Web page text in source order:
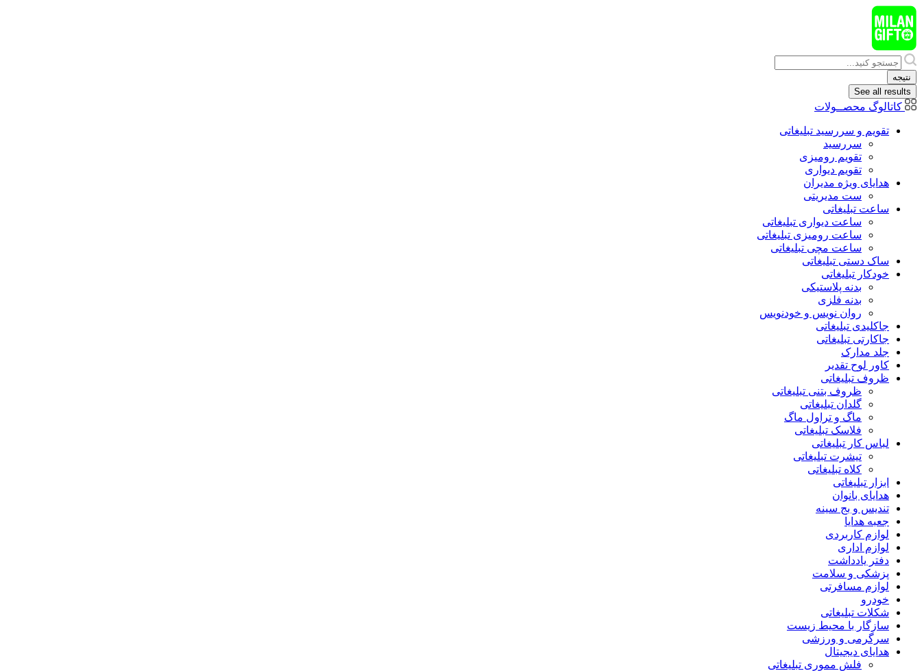
پرش
به
محتوا
Search
...
نتیجه
See all results
کاتالوگ محصــولات
تقویم و سررسید تبلیغاتی
سررسید
تقویم رومیزی
تقویم دیواری
هدایای ويژه مدیران
ست مدیریتی
ساعت تبلیغاتی
ساعت دیواری تبلیغاتی
ساعت رومیزی تبلیغاتی
ساعت مچی تبلیغاتی
ساک دستی تبلیغاتی
خودکار تبلیغاتی
بدنه پلاستیکی
بدنه فلزی
روان نویس و خودنویس
جاکلیدی تبلیغاتی
جاکارتی تبلیغاتی
جلد مدارک
کاور لوح تقدیر
ظروف تبلیغاتی
ظروف بتنی تبلیغاتی
گلدان تبلیغاتی
ماگ و تراول ماگ
فلاسک تبلیغاتی
لباس کار تبلیغاتی
تیشرت تبلیغاتی
کلاه تبلیغاتی
ابزار تبلیغاتی
هدایای بانوان
تندیس و بج سینه
جعبه هدایا
لوازم کاربردی
لوازم اداری
دفتر یادداشت
پزشکی و سلامت
لوازم مسافرتی
خودرو
شکلات تبلیغاتی
سازگار با محیط زیست
سرگرمی و ورزشی
هدایای دیجیتال
فلش مموری تبلیغاتی